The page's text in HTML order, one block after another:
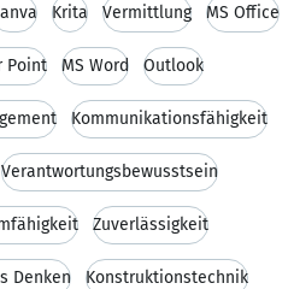
Krita Vermittlung MS Office
Point MS Word Outlook
Kommunikationsfähigkeit
Verantwortungsbewusstsein
Zuverlässigkeit
Denken Konstruktionstechnik